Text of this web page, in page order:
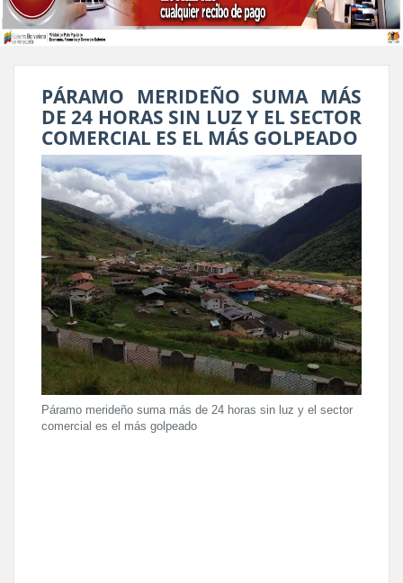
PÁRAMO MERIDEÑO SUMA MÁS
DE 24 HORAS SIN LUZ Y EL SECTOR
COMERCIAL ES EL MÁS GOLPEADO
Páramo merideño suma más de 24 horas sin luz y el sector
comercial es el más golpeado